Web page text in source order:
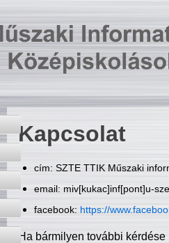
Kapcsolat
cím: SZTE TTIK Műszaki
email: miv[kukac]inf[pont]u-
facebook: https://
Ha bármilyen további